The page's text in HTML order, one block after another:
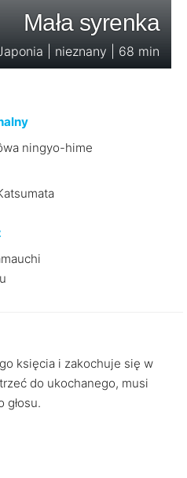
Mała syrenka
| nieznany | 68 min
ningyo-hime
księcia i zakochuje się w
do ukochanego, musi
głosu.